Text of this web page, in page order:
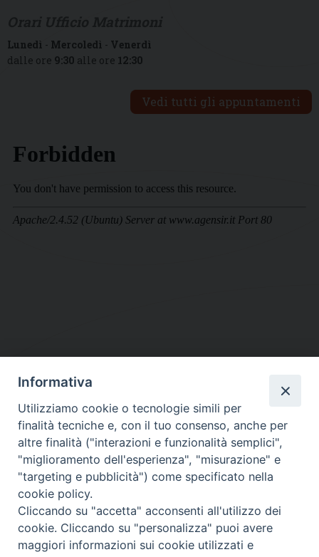
Lunedì - Mercoledì - Venerdì
dalle ore 9:30 alle ore 12:30
Vedi tutti gli appuntamenti
DIOCESI SUBURBICARIA DI ALBANO
Contatti:Tel.: 06.93268401 - Fax.: 06.9323844
E-mail:curia@diocesidialbano.it
Orari: dal Lunedì al Venerdì Ore: 9:00 - 13:00
Lunedì, Mercoledì e Venerdì, Ore 9:30 - 12:30
Informativa
Utilizziamo cookie o tecnologie simili per
finalità tecniche e, con il tuo consenso, anche per
altre finalità ("interazioni e funzionalità semplici",
"miglioramento dell'esperienza", "misurazione" e
"targeting e pubblicità") come specificato nella
cookie policy.
Cliccando su "accetta" acconsenti all'utilizzo dei
cookie. Cliccando su "personalizza" puoi avere
maggiori informazioni sui cookie utilizzati e